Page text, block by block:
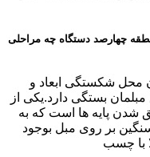
چهارصد دستگاه چه مراحلی
محل شکستگی ابعاد و
بستگی دارد.یکی از
شدن پایه ها است که به
بر روی مبل بوجود
با چسب